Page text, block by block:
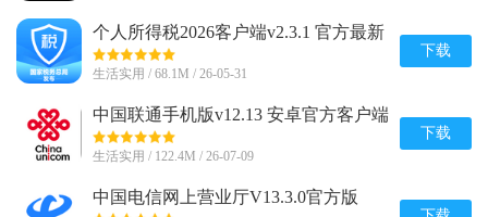
个人所得税2026客户端v2.3.1 官方最新
版
生活实用 / 68.1M / 26-05-31
下载
中国联通手机版v12.13 安卓官方客户端
生活实用 / 122.4M / 26-07-09
下载
中国电信网上营业厅V13.3.0官方版